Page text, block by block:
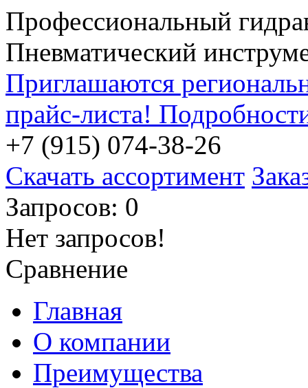
Профессиональный
Пневматический
Приглашаются
прайс-листа!
+7 (915) 074-38-26
Скачать ассортимент
Запросов: 0
Нет запросов!
Сравнение
Главная
О компании
Преимущества